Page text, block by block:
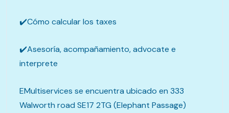
✔️Cómo calcular los taxes
✔️Asesoría, acompañamiento, advocate e
interprete
EMultiservices se encuentra ubicado en 333
Walworth road SE17 2TG (Elephant Passage)